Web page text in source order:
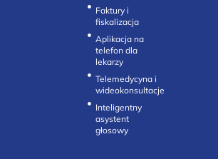
Faktury i
fiskalizacja
Aplikacja na
telefon dla
lekarzy
Telemedycyna i
wideokonsultacje‎
Inteligentny
asystent
głosowy